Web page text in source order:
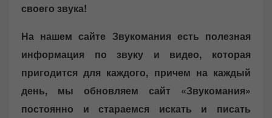
своего звука!
На нашем сайте Звукомания есть полезная
информация по звуку и видео, которая
пригодится для каждого, причем на каждый
день, мы обновляем сайт «Звукомания»
постоянно и стараемся искать и писать